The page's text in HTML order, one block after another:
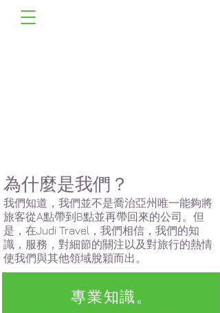
為什麼是我們？
我們知道，我們並不是喬治亞州唯一能夠將
旅客從A點帶到B點並再帶回來的公司。但
是，在Judi Travel，我們相信，我們的知
識，服務，對細節的關注以及對旅行的熱情
使我們與其他領域脫穎而出。
專業知識。